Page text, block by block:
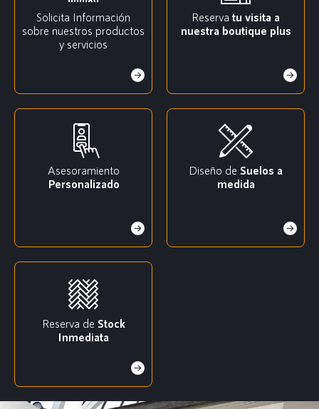
Solicita Información
sobre nuestros productos
y servicios
Reserva tu visita a
nuestra boutique plus
Asesoramiento
Personalizado
Diseño de Suelos a
medida
Reserva de Stock
Inmediata